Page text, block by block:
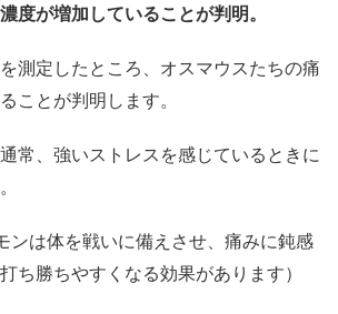
度が増加していることが判明。
測定したところ、オスマウスたちの痛
ことが判明します。
常、強いストレスを感じているときに
ンは体を戦いに備えさせ、痛みに鈍感
ち勝ちやすくなる効果があります）